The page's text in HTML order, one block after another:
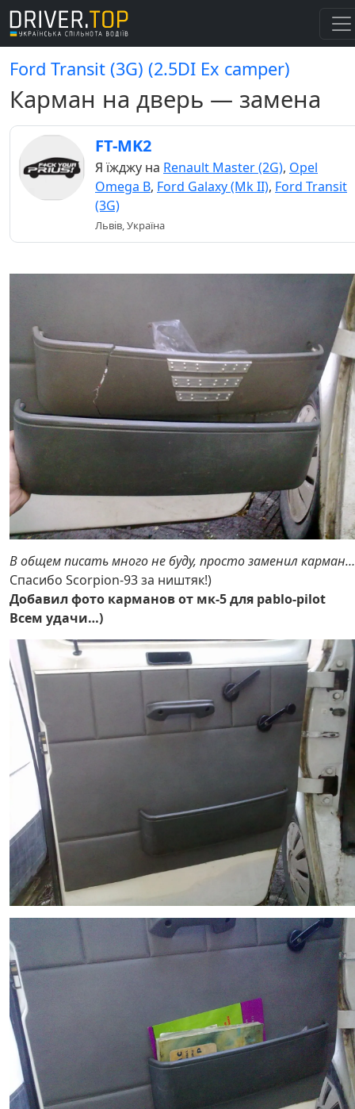
Ford Transit (3G) (2.5DI Ex camper)
Карман на дверь — замена
FT-MK2
Я їжджу на Renault Master (2G), Opel
Omega B, Ford Galaxy (Mk II), Ford Transit
(3G)
Львів, Україна
В общем писать много не буду, просто заменил карман…
Спасибо Scorpion-93 за ништяк!)
Добавил фото карманов от мк-5 для pablo-pilot
Всем удачи…)